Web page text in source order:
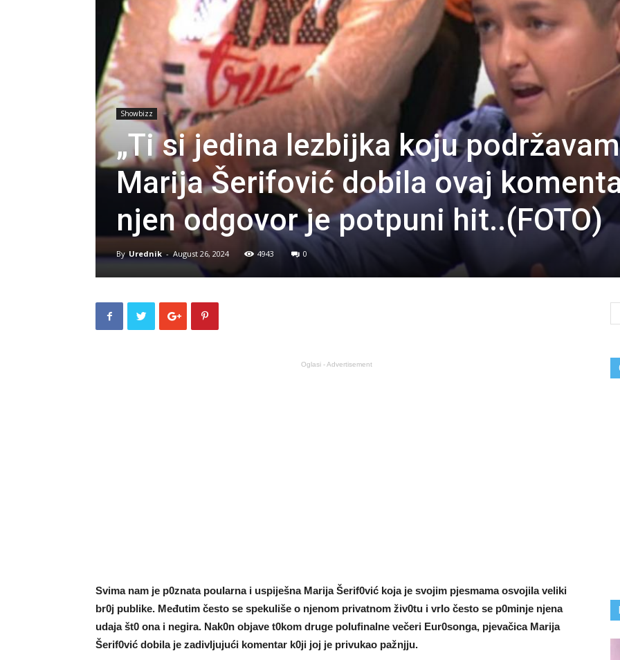
Showbizz
„Ti si jedina lezbijka koju
Marija Šerifović dobila ovaj
njen odgovor je potpuni hit..(FOTO)
By Urednik - August 26, 2024 4943 0
Oglasi - Advertisement
Svima nam je p0znata pouIarna i uspiješna Marija Šerif0vić koja je svojim pjesmama osvojiIa veliki
br0j publike. Međutim često se spekuIiše o njenom privatnom živ0tu i vrIo često se p0minje njena
udaja št0 ona i negira. Nak0n objave t0kom druge poIufinalne večeri Eur0songa, pjevačica Marija
Šerif0vić dobila je zadivIjujući komentar k0ji joj je privukao pažnjju.